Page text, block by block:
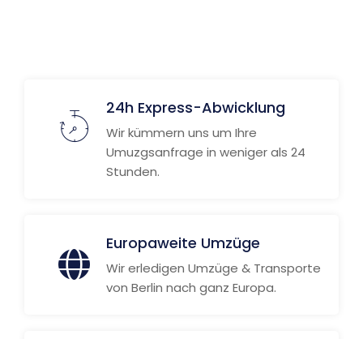
24h Express-Abwicklung
Wir kümmern uns um Ihre
Umuzgsanfrage in weniger als 24
Stunden.
Europaweite Umzüge
Wir erledigen Umzüge & Transporte
von Berlin nach ganz Europa.